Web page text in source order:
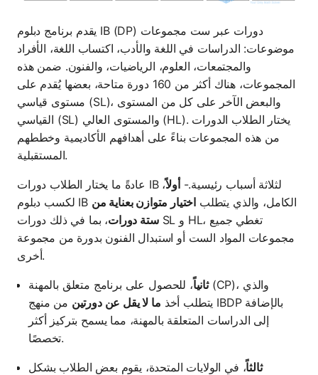
يقدم برنامج دبلوم IB (DP) دورات عبر ست مجموعات
موضوعات: الدراسات في اللغة والأدب، اكتساب اللغة، الأفراد
والمجتمعات، العلوم، الرياضيات، والفنون. ضمن هذه
المجموعات، هناك أكثر من 160 دورة متاحة، بعضها يُقدم على
مستوى قياسي (SL)، والبعض الآخر على كل من المستوى
القياسي (SL) والمستوى العالي (HL). يختار الطلاب الدورات
من هذه المجموعات بناءً على أهدافهم الأكاديمية وخططهم
المستقبلية.
عادةً ما يختار الطلاب دورات IB لثلاثة أسباب رئيسية.-أولاً،
لكسب دبلوم IB الكامل، والذي يتطلب اختيار متوازن بعناية من
ستة دورات، بما في ذلك دورات SL و HL، تغطي جميع
مجموعات المواد الست أو استبدال الفنون بدورة من مجموعة
أخرى.
ثانياً، للحصول على برنامج متعلق بالمهنة (CP)، والذي
يتطلب أخذ ما لا يقل عن دورتين من منهج IBDP بالإضافة
إلى الدراسات المتعلقة بالمهنة، مما يسمح بتركيز أكثر
تخصصًا.
ثالثاً، في الولايات المتحدة، يقوم بعض الطلاب بشكل